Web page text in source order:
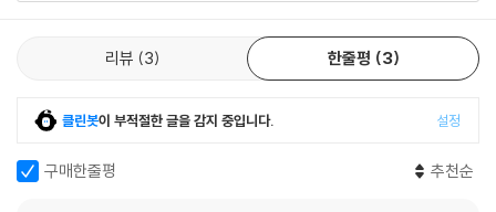
농민들은 밭을 일구고 심고, 땅에 물을 대어 기름지게 만드는 일을 하늘이
멈추고 먹고 마시고 잠들기도 하며, 때로는 아름다운 일출이나 석양을 바
야말로 땅의 완전한 주인이다. 이것이야말로 지상에서의 기쁨이고, 이 땅
리뷰 3 한줄평 3
클린봇이 부적절한 글을 감지 중입니다. 설정
구매한줄평 추천순